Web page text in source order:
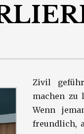
Zivil
machen zu
Wenn
freundlich,